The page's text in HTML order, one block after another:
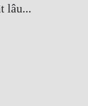
lâu...